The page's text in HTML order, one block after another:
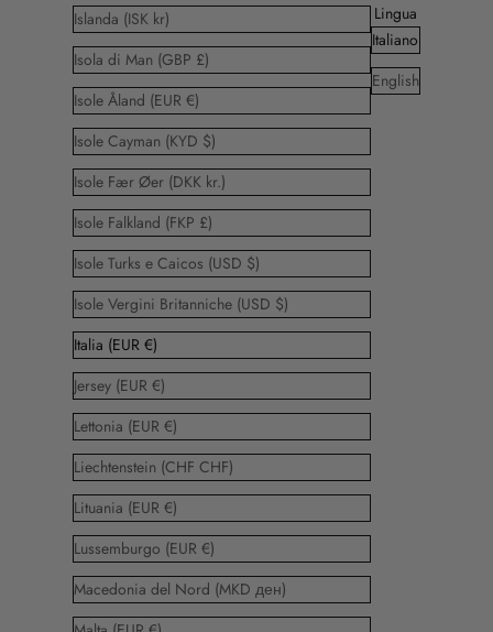
Islanda (ISK kr)
Isola di Man (GBP £)
Isole Åland (EUR €)
Isole Cayman (KYD $)
Isole Fær Øer (DKK kr.)
Isole Falkland (FKP £)
Isole Turks e Caicos (USD $)
Isole Vergini Britanniche (USD $)
Italia (EUR €)
Jersey (EUR €)
Lettonia (EUR €)
Liechtenstein (CHF CHF)
Lituania (EUR €)
Lussemburgo (EUR €)
Macedonia del Nord (MKD ден)
Lingua
Italiano
English